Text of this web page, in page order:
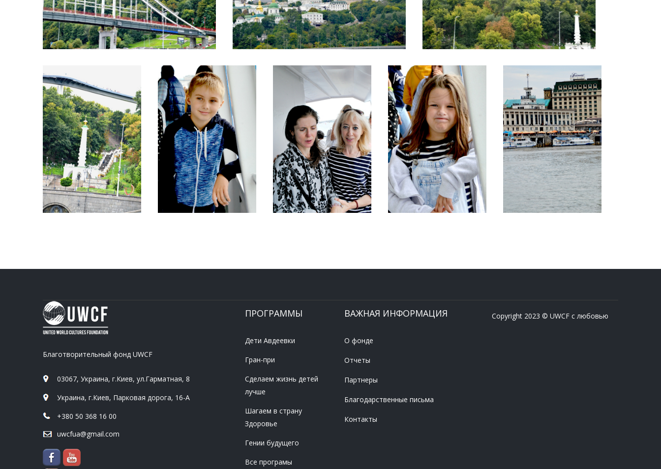
Благотворительный фонд UWCF
03067, Украина, г.Киев, ул.Гарматная, 8
Украина, г.Киев, Парковая дорога, 16-А
+380 50 368 16 00
uwcfua@gmail.com
ПРОГРАММЫ
Дети Авдеевки
Гран-при
Сделаем жизнь детей
лучше
Шагаем в страну
Здоровье
Гении будущего
Все програмы
ВАЖНАЯ ИНФОРМАЦИЯ
О фонде
Отчеты
Партнеры
Благодарственные письма
Контакты
Copyright 2023 © UWCF с любовью